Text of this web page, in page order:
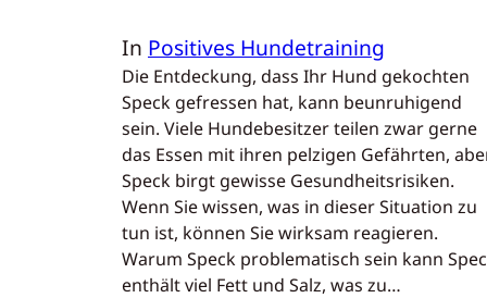
In Positives Hundetraining
Die Entdeckung, dass Ihr Hund gekochten
Speck gefressen hat, kann beunruhigend
sein. Viele Hundebesitzer teilen zwar gerne
das Essen mit ihren pelzigen Gefährten,
Speck birgt gewisse Gesundheitsrisiken.
Wenn Sie wissen, was in dieser Situation zu
tun ist, können Sie wirksam reagieren.
Warum Speck problematisch sein kann
enthält viel Fett und Salz, was zu…